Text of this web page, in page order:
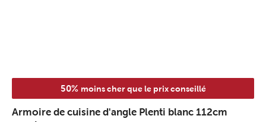
50% moins cher que le prix conseillé
Armoire de cuisine d'angle Plenti blanc 112cm